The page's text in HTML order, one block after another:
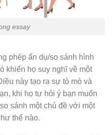
essay
phép ẩn dụ/so sánh hình
khiến họ suy nghĩ về một
này tạo ra sự tò mò và
khi họ tự hỏi ý bạn muốn
sánh một chủ đề với một
thế nào.